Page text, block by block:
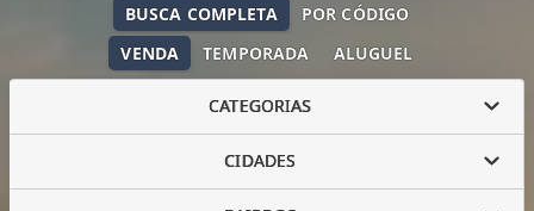
VENDA TEMPORADA ALUGUEL
BUSCA COMPLETA POR CÓDIGO
CATEGORIAS
CIDADES